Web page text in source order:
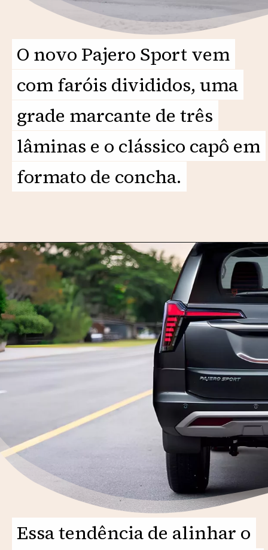
O novo Pajero Sport vem
com faróis divididos, uma
grade marcante de três
lâminas e o clássico capô em
formato de concha.
O novo Pajero Sport vem
com faróis divididos, uma
grade marcante de três
lâminas e o clássico capô em
formato de concha.
Opening https://motorprime.com.br/com-a-cara-da-l200-novo-mitsubishi-pajero-sport-chega-em-2025/
Essa tendência de alinhar o
Essa tendência de alinhar o